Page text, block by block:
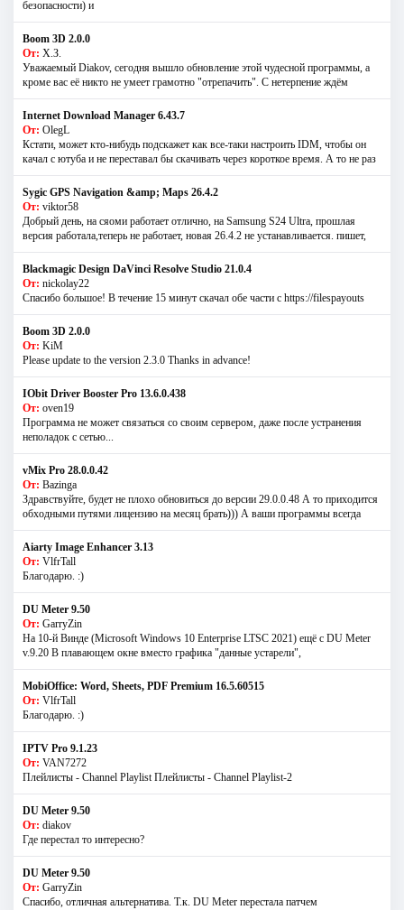
безопасности) и
Boom 3D 2.0.0
От: Х.З.
Уважаемый Diakov, сегодня вышло обновление этой чудесной программы, а
кроме вас её никто не умеет грамотно "отрепачить". С нетерпение ждём
Internet Download Manager 6.43.7
От: OlegL
Кстати, может кто-нибудь подскажет как все-таки настроить IDM, чтобы он
качал с ютуба и не переставал бы скачивать через короткое время. А то не раз
Sygic GPS Navigation &amp; Maps 26.4.2
От: viktor58
Добрый день, на сяоми работает отлично, на Samsung S24 Ultra, прошлая
версия работала,теперь не работает, новая 26.4.2 не устанавливается. пишет,
Blackmagic Design DaVinci Resolve Studio 21.0.4
От: nickolay22
Спасибо большое! В течение 15 минут скачал обе части с https://filespayouts
Boom 3D 2.0.0
От: KiM
Please update to the version 2.3.0 Thanks in advance!
IObit Driver Booster Pro 13.6.0.438
От: oven19
Программа не может связаться со своим сервером, даже после устранения
неполадок с сетью...
vMix Pro 28.0.0.42
От: Bazinga
Здравствуйте, будет не плохо обновиться до версии 29.0.0.48 А то приходится
обходными путями лицензию на месяц брать))) А ваши программы всегда
Aiarty Image Enhancer 3.13
От: VlfrTall
Благодарю. :)
DU Meter 9.50
От: GarryZin
На 10-й Винде (Microsoft Windows 10 Enterprise LTSC 2021) ещё с DU Meter
v.9.20 В плавающем окне вместо графика "данные устарели",
MobiOffice: Word, Sheets, PDF Premium 16.5.60515
От: VlfrTall
Благодарю. :)
IPTV Pro 9.1.23
От: VAN7272
Плейлисты - Channel Playlist Плейлисты - Channel Playlist-2
DU Meter 9.50
От: diakov
Где перестал то интересно?
DU Meter 9.50
От: GarryZin
Спасибо, отличная альтернатива. Т.к. DU Meter перестала патчем